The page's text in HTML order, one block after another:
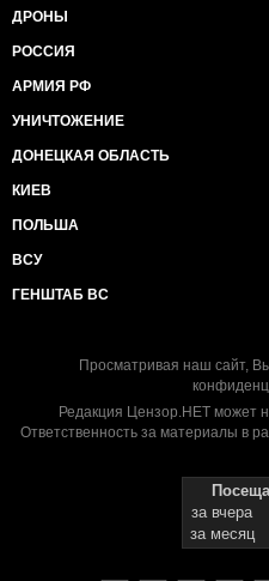
ДРОНЫ
РОССИЯ
АРМИЯ РФ
УНИЧТОЖЕНИЕ
ДОНЕЦКАЯ ОБЛАСТЬ
КИЕВ
ПОЛЬША
ВСУ
ГЕНШТАБ ВС
Просматривая наш сайт,
Редакция Цензор.НЕТ может
Ответственность за материалы в
за вчера
за месяц